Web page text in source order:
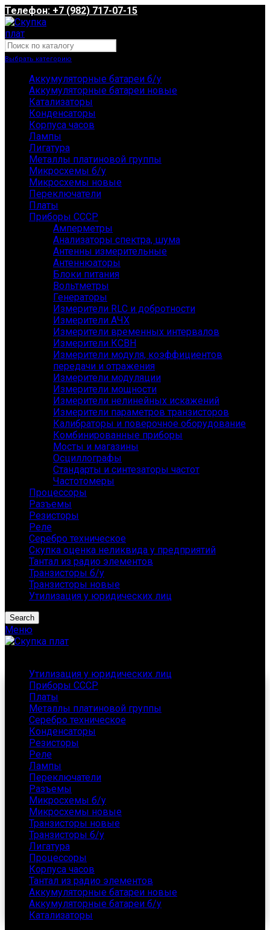
Телефон: +7 (982) 717-07-15
Выбрать категорию
Аккумуляторные батареи б/у
Аккумуляторные батареи новые
Катализаторы
Конденсаторы
Корпуса часов
Лампы
Лигатура
Металлы платиновой группы
Микросхемы б/у
Микросхемы новые
Переключатели
Платы
Приборы СССР
Амперметры
Анализаторы спектра, шума
Антенны измерительные
Антеннюаторы
Блоки питания
Вольтметры
Генераторы
Измерители RLC и добротности
Измерители АЧХ
Измерители временных интервалов
Измерители КСВН
Измерители модуля, коэффициентов
передачи и отражения
Измерители модуляции
Измерители мощности
Измерители нелинейных искажений
Измерители параметров транзисторов
Калибраторы и поверочное оборудование
Комбинированные приборы
Мосты и магазины
Осциллографы
Стандарты и синтезаторы частот
Частотомеры
Процессоры
Разъемы
Резисторы
Реле
Серебро техническое
Скупка оценка неликвида у предприятий
Тантал из радио элементов
Транзисторы б/у
Транзисторы новые
Утилизация у юридических лиц
Search
Меню
Утилизация у юридических лиц
Приборы СССР
Платы
Металлы платиновой группы
Серебро техническое
Конденсаторы
Резисторы
Реле
Лампы
Переключатели
Разъемы
Микросхемы б/у
Микросхемы новые
Транзисторы новые
Транзисторы б/у
Лигатура
Процессоры
Корпуса часов
Тантал из радио элементов
Аккумуляторные батареи новые
Аккумуляторные батареи б/у
Катализаторы